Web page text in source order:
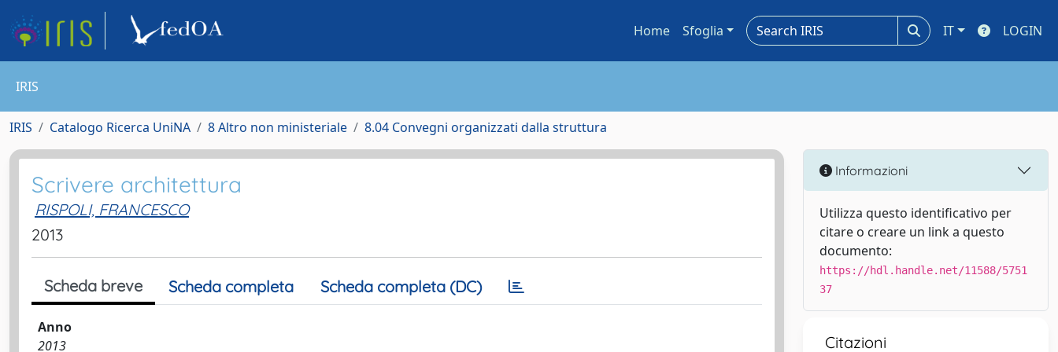
Home Sfoglia IT LOGIN
IRIS
IRIS Catalogo Ricerca UniNA 8 Altro non ministeriale 8.04 Convegni organizzati dalla struttura
Scrivere architettura
RISPOLI, FRANCESCO
2013
Scheda breve Scheda completa Scheda completa (DC)
Anno
2013
Informazioni
Utilizza questo identificativo per
citare o creare un link a questo
documento:
https://hdl.handle.net/11588/5751
37
Citazioni